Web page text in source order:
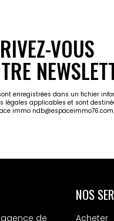
VOUS
enregistrées dans un fichier
applicables et sont
immo
de
NOS
Acheter